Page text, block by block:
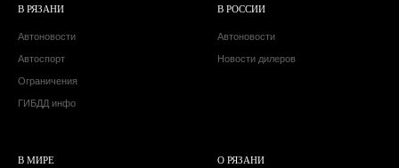
В РЯЗАНИ
Автоновости
Автоспорт
Ограничения
ГИБДД инфо
В РОССИИ
Автоновости
Новости дилеров
В МИРЕ О РЯЗАНИ